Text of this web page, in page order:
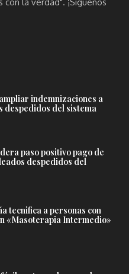
indemnizaciones a
despedidos del sistema
paso positivo pago de
despedidos del
tecnifica a personas con
«Masoterapia Intermedio»